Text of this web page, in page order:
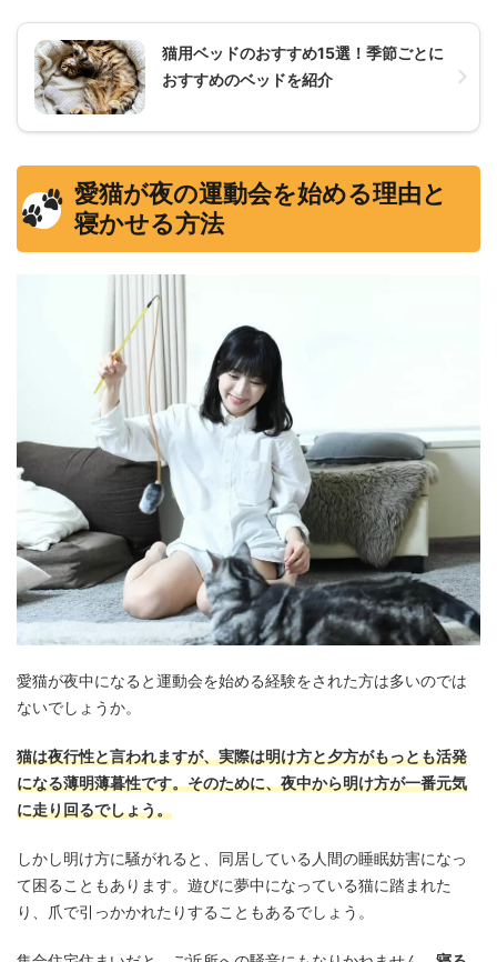
猫用ベッドのおすすめ15選！季節ごとに
おすすめのベッドを紹介
愛猫が夜の運動会を始める理由と
寝かせる方法
愛猫が夜中になると運動会を始める経験をされた方は多いのでは
ないでしょうか。
猫は夜行性と言われますが、実際は明け方と夕方がもっとも活発
になる薄明薄暮性です。そのために、夜中から明け方が一番元気
に走り回るでしょう。
しかし明け方に騒がれると、同居している人間の睡眠妨害になっ
て困ることもあります。遊びに夢中になっている猫に踏まれた
り、爪で引っかかれたりすることもあるでしょう。